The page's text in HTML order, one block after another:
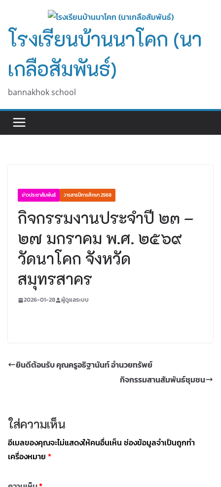
content
โรงเรียนบ้านนาโคก (นา
เกลือสัมพันธ์)
bannakhok school
ข่าวประชาสัมพันธ์ วารสารปีการศึกษา 2568
กิจกรรมงานประจำปี ๒๓ –
๒๗ มกราคม พ.ศ. ๒๕๖๙
วัดนาโคก จังหวัด
สมุทรสาคร
2026-01-28 ผู้ดูแลระบบ
ยินดีต้อนรับ คุณครูอธิฐานันท์ อำนวยทรัพย์
กิจกรรมสานสัมพันธ์ชุมชน
ใส่ความเห็น
อีเมลของคุณจะไม่แสดงให้คนอื่นเห็น ช่องข้อมูลจำเป็นถูกทำ
เครื่องหมาย *